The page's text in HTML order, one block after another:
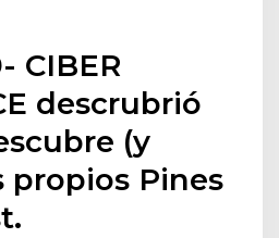
CIBER
descrubrió
(y
propios Pines